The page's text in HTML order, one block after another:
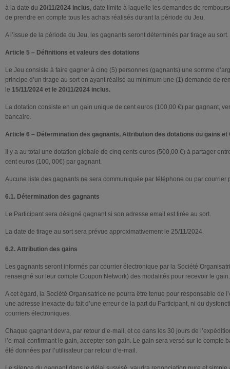
à la date du 20/11/2024 inclus, date limite à laquelle les demandes de
de prendre en compte tous les achats réalisés durant la période du Jeu.
A l’issue de la période du Jeu, les gagnants seront déterminés par tirage au sort.
Article 5 – Définitions et valeurs des dotations
Le Jeu consiste à faire gagner à cinq (5) personnes (gagnants) une somme
principe d’un tirage au sort en ayant réalisé au minimum une (1) demande de
le 15/11/2024 et le 20/11/2024 inclus.
La dotation consiste en un gain unique de cent euros (100,00 €) par gagnant,
bancaire.
Article 6 – Détermination des gagnants, Attribution des dotations ou gains
Il y a au total une dotation globale de cinq cents euros (500,00 €) à partager
cent euros (100, 00€) par gagnant.
Aucune liste des gagnants ne sera communiquée par téléphone ou par courrier
6.1. Détermination des gagnants
Le Participant sera désigné gagnant si son adresse email est tirée au sort.
La date de tirage au sort sera prévue approximativement le 25/11/2024.
6.2. Attribution des gains
Les gagnants seront informés par courrier électronique par la Société
renseigné sur leur compte Coupon Network) des modalités pour recevoir le gain.
A cet égard, la Société Organisatrice ne pourra être tenue pour responsable de
une adresse inexacte du fait d’une erreur de la part du Participant, ni du
courriers électroniques.
Chaque gagnant devra, par retour d’e-mail, et ce dans les 30 jours de
l’e-mail confirmant le gain, accepter son gain. Le gain sera versé sur le compte
été données par l’utilisateur par retour d‘e-mail.